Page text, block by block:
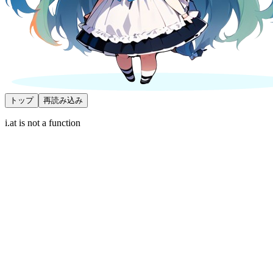
トップ 再読み込み
i.at is not a function